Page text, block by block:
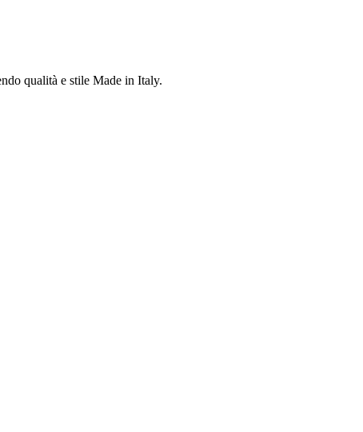
qualità e stile Made in Italy.